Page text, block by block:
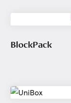
BlockPack